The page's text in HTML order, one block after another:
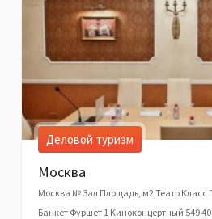
Деловой туризм
Москва
Москва № Зал Площадь, м2 Театр Класс
Банкет Фуршет 1 Киноконцертный 549